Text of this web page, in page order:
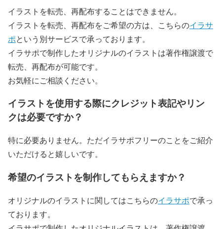
イラストを転売、再配布することはできません。
イラストを転売、再配布をご希望の方は、こちらのイラサ
ポという別サービスで承っております。
イラサポで制作したオリジナルのイラストは著作権譲渡で
転売、再配布が可能です。
お気軽にご相談ください。
イラストを使用する際にクレジット表記やリン
クは必要ですか？
特に必要ありません。ただイラサポフリーのことをご紹介
いただけると嬉しいです。
希望のイラストを制作してもらえますか？
オリジナルのイラストに関してはこちらのイラサポで承っ
ております。